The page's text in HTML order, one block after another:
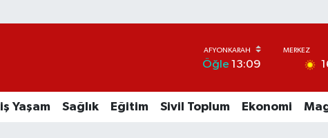
Öğle 13:09
Yaşam Sağlık Eğitim Sivil Toplum Ekonomi